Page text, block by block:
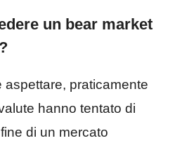
un bear market
aspettare, praticamente
hanno tentato di
di un mercato